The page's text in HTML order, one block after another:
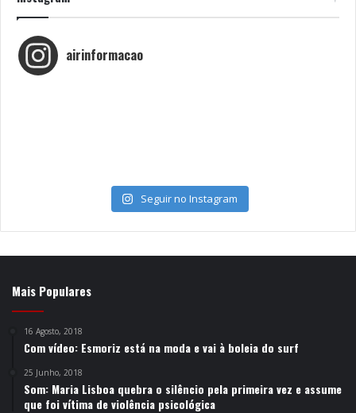
airinformacao
Seguir no Instagram
Mais Populares
16 Agosto, 2018
Com vídeo: Esmoriz está na moda e vai à boleia do surf
25 Junho, 2018
Som: Maria Lisboa quebra o silêncio pela primeira vez e assume
que foi vítima de violência psicológica